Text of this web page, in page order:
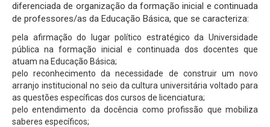
diferenciada de organização da formação inicial e continuada
de professores/as da Educação Básica, que se caracteriza:
pela afirmação do lugar político estratégico da Universidade
pública na formação inicial e continuada dos docentes que
atuam na Educação Básica;
pelo reconhecimento da necessidade de construir um novo
arranjo institucional no seio da cultura universitária voltado para
as questões específicas dos cursos de licenciatura;
pelo entendimento da docência como profissão que mobiliza
saberes específicos;